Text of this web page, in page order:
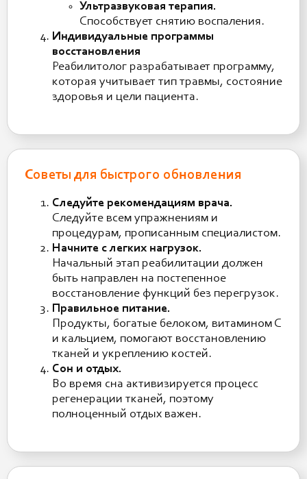
Ультразвуковая терапия.
Способствует снятию воспаления.
Индивидуальные программы
восстановления
Реабилитолог разрабатывает программу,
которая учитывает тип травмы, состояние
здоровья и цели пациента.
Советы для быстрого обновления
Следуйте рекомендациям врача.
Следуйте всем упражнениям и
процедурам, прописанным специалистом.
Начните с легких нагрузок.
Начальный этап реабилитации должен
быть направлен на постепенное
восстановление функций без перегрузок.
Правильное питание.
Продукты, богатые белоком, витамином С
и кальцием, помогают восстановлению
тканей и укреплению костей.
Сон и отдых.
Во время сна активизируется процесс
регенерации тканей, поэтому
полноценный отдых важен.